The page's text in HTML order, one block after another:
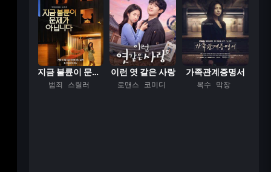
지금 불륜이 문제가...
범죄 스릴러
이런 엿 같은 사랑
로맨스 코미디
가족관계증명서
복수 막장